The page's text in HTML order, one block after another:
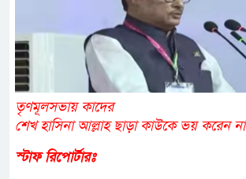
তৃণমূলসভায় কাদের
শেখ হাসিনা আল্লাহ ছাড়া কাউকে ভয় করেন না
স্টাফ রিপোর্টারঃ